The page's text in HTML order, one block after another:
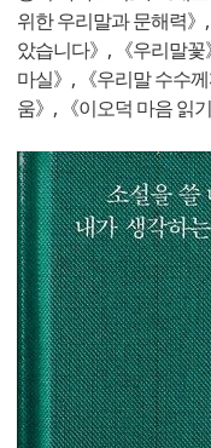
위한 우리말과 문해력
았습니다》, 《우리말
마실》, 《우리말 수수
움》, 《이오덕 마음 읽